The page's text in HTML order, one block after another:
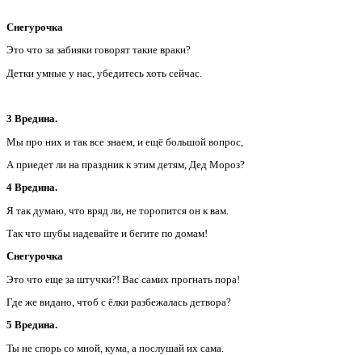
Снегурочка
Это что за забияки говорят такие враки?
Детки умные у нас, убедитесь хоть сейчас.
3 Вредина.
Мы про них и так все знаем, и ещё большой вопрос,
А приедет ли на праздник к этим детям, Дед Мороз?
4 Вредина.
Я так думаю, что вряд ли, не торопится он к вам.
Так что шубы надевайте и бегите по домам!
Снегурочка
Это что еще за штучки?! Вас самих прогнать пора!
Где же видано, чтоб с ёлки разбежалась детвора?
5 Вредина.
Ты не спорь со мной, кума, а послушай их сама.